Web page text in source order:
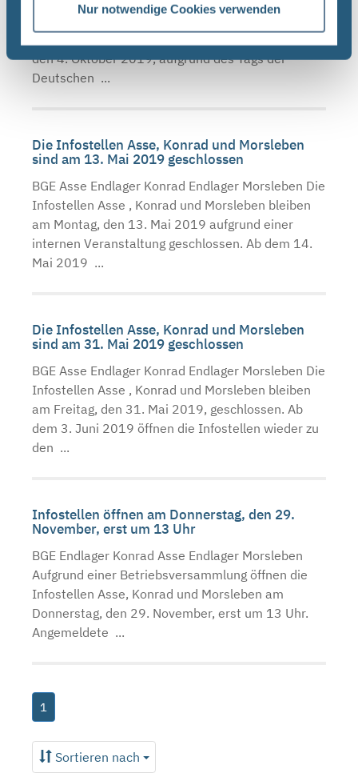
Nur notwendige Cookies verwenden
Infostellen Asse , Konrad und Morsleben bleiben
den 4. Oktober 2019, aufgrund des Tags der
Deutschen ...
Die Infostellen Asse, Konrad und Morsleben
sind am 13. Mai 2019 geschlossen
BGE Asse Endlager Konrad Endlager Morsleben Die
Infostellen Asse , Konrad und Morsleben bleiben
am Montag, den 13. Mai 2019 aufgrund einer
internen Veranstaltung geschlossen. Ab dem 14.
Mai 2019 ...
Die Infostellen Asse, Konrad und Morsleben
sind am 31. Mai 2019 geschlossen
BGE Asse Endlager Konrad Endlager Morsleben Die
Infostellen Asse , Konrad und Morsleben bleiben
am Freitag, den 31. Mai 2019, geschlossen. Ab
dem 3. Juni 2019 öffnen die Infostellen wieder zu
den ...
Infostellen öffnen am Donnerstag, den 29.
November, erst um 13 Uhr
BGE Endlager Konrad Asse Endlager Morsleben
Aufgrund einer Betriebsversammlung öffnen die
Infostellen Asse, Konrad und Morsleben am
Donnerstag, den 29. November, erst um 13 Uhr.
Angemeldete ...
1
Sortieren nach